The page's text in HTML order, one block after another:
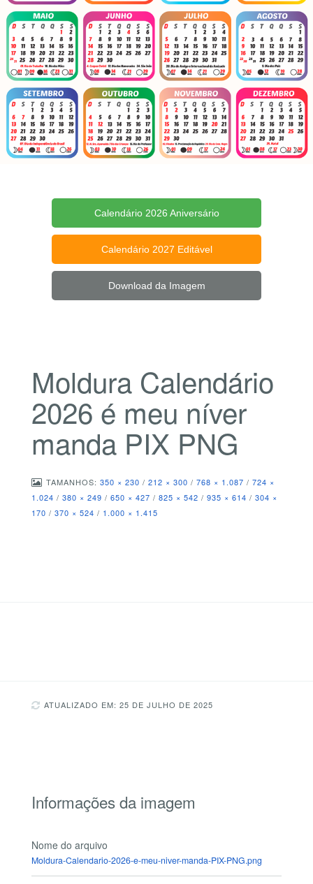
Calendário 2026 Aniversário
Calendário 2027 Editável
Download da Imagem
Moldura Calendário
2026 é meu níver
manda PIX PNG
TAMANHOS: 350 × 230 / 212 × 300 / 768 × 1.087 / 724 ×
1.024 / 380 × 249 / 650 × 427 / 825 × 542 / 935 × 614 / 304 ×
170 / 370 × 524 / 1.000 × 1.415
ATUALIZADO EM: 25 DE JULHO DE 2025
Informações da imagem
Nome do arquivo
Moldura-Calendario-2026-e-meu-niver-manda-PIX-PNG.png